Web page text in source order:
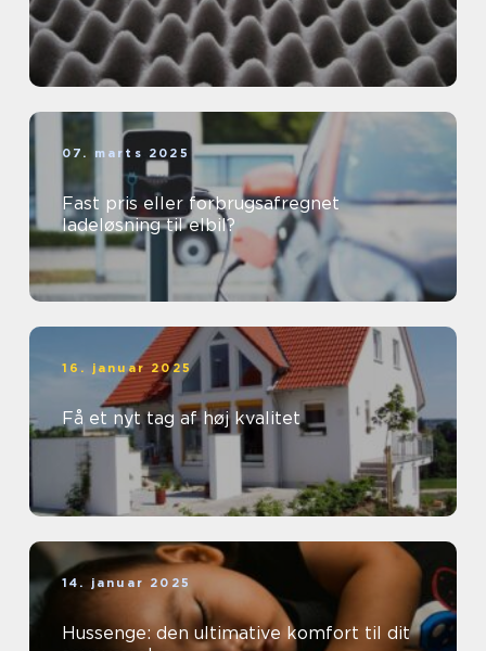
07. marts 2025
Fast pris eller forbrugsafregnet
ladeløsning til elbil?
16. januar 2025
Få et nyt tag af høj kvalitet
14. januar 2025
Hussenge: den ultimative komfort til dit